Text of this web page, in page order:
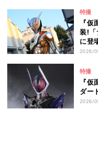
特撮
『
装!「
に登
2026/
特撮
『
ダー
2026/